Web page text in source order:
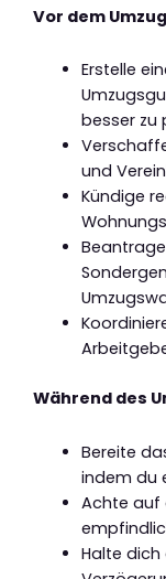
Vor dem
Erstelle
besser zu
und
Kündige
Während des
Bereite
indem du
Achte auf
Halte dich